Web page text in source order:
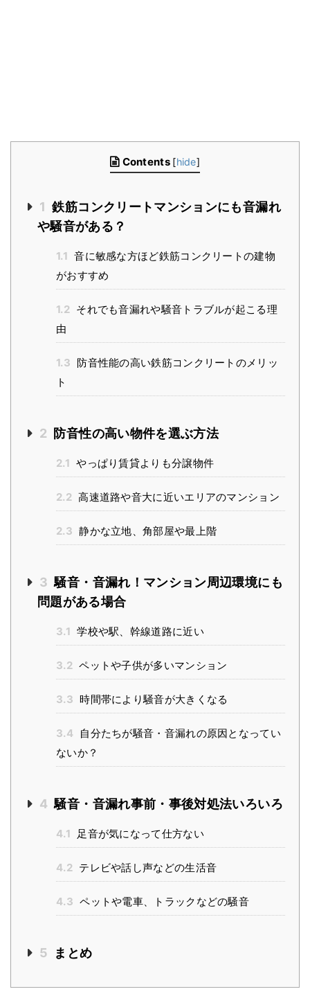
Contents [hide]
1 鉄筋コンクリートマンションにも音漏れ
や騒音がある？
1.1 音に敏感な方ほど鉄筋コンクリートの建物
がおすすめ
1.2 それでも音漏れや騒音トラブルが起こる理
由
1.3 防音性能の高い鉄筋コンクリートのメリッ
ト
2 防音性の高い物件を選ぶ方法
2.1 やっぱり賃貸よりも分譲物件
2.2 高速道路や音大に近いエリアのマンション
2.3 静かな立地、角部屋や最上階
3 騒音・音漏れ！マンション周辺環境にも
問題がある場合
3.1 学校や駅、幹線道路に近い
3.2 ペットや子供が多いマンション
3.3 時間帯により騒音が大きくなる
3.4
自分たちが騒音・音漏れの原因となってい
ないか？
4 騒音・音漏れ事前・事後対処法いろいろ
4.1 足音が気になって仕方ない
4.2 テレビや話し声などの生活音
4.3 ペットや電車、トラックなどの騒音
5 まとめ